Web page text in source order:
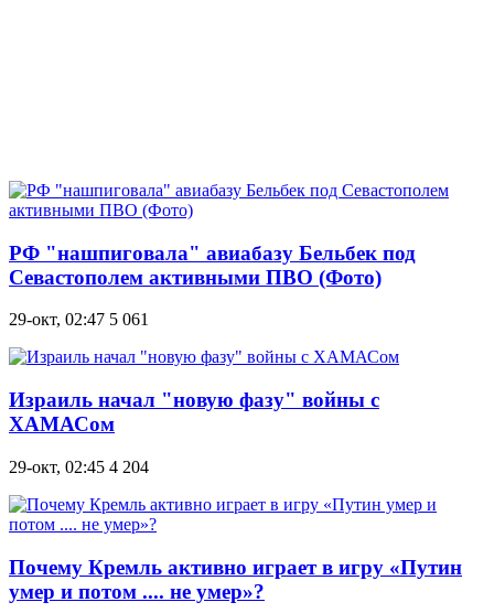
РФ "нашпиговала" авиабазу Бельбек под
Севастополем активными ПВО (Фото)
29-окт, 02:47 5 061
Израиль начал "новую фазу" войны с
ХАМАСом
29-окт, 02:45 4 204
Почему Кремль активно играет в игру «Путин
умер и потом .... не умер»?